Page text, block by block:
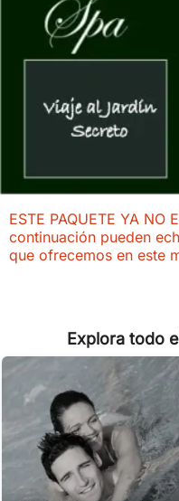
ESTE PAQUETE YA NO
continuación pueden
que ofrecemos en este
Explora todo